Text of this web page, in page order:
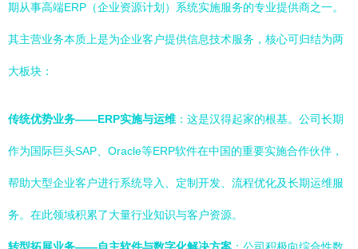
期从事高端ERP（企业资源计划）系统实施服务的专业提供商之一。
其主营业务本质上是为企业客户提供信息技术服务，核心可归结为两
大板块：
传统优势业务——ERP实施与运维 ：这是汉得起家的根基。公司长期
作为国际巨头SAP、Oracle等ERP软件在中国的重要实施合作伙伴，
帮助大型企业客户进行系统导入、定制开发、流程优化及长期运维服
务。在此领域积累了大量行业知识与客户资源。